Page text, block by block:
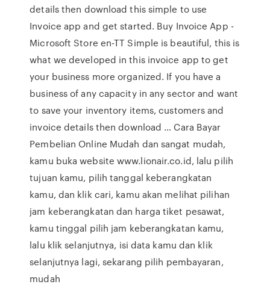
details then download this simple to use
Invoice app and get started. Buy Invoice App -
Microsoft Store en-TT Simple is beautiful, this is
what we developed in this invoice app to get
your business more organized. If you have a
business of any capacity in any sector and want
to save your inventory items, customers and
invoice details then download … Cara Bayar
Pembelian Online Mudah dan sangat mudah,
kamu buka website www.lionair.co.id, lalu pilih
tujuan kamu, pilih tanggal keberangkatan
kamu, dan klik cari, kamu akan melihat pilihan
jam keberangkatan dan harga tiket pesawat,
kamu tinggal pilih jam keberangkatan kamu,
lalu klik selanjutnya, isi data kamu dan klik
selanjutnya lagi, sekarang pilih pembayaran,
mudah